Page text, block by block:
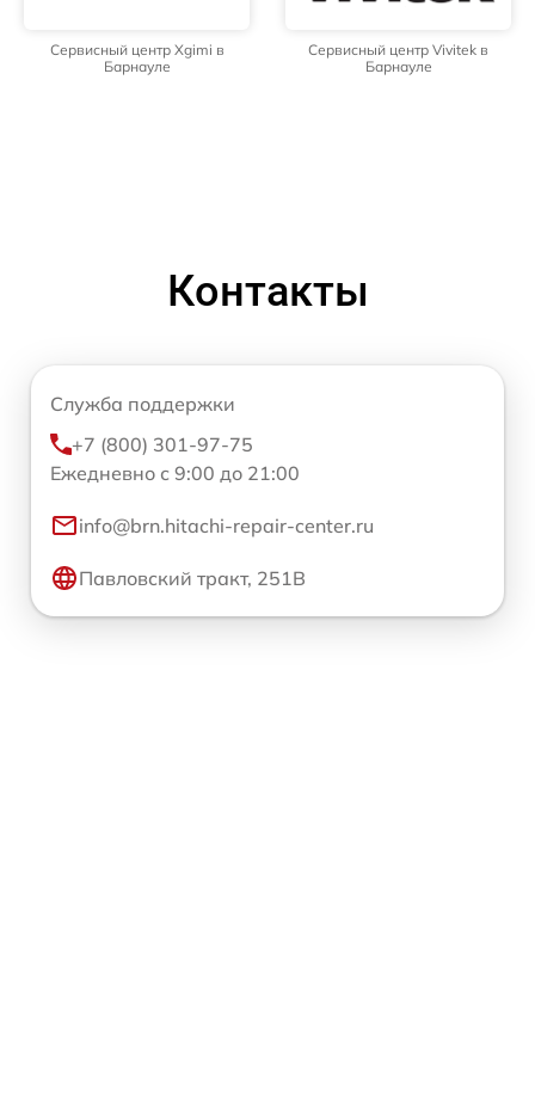
Сервисный центр Xgimi в
Барнауле
Сервисный центр Vivitek в
Барнауле
Контакты
Служба поддержки
+7 (800) 301-97-75
Ежедневно с 9:00 до 21:00
info@brn.hitachi-repair-center.ru
Павловский тракт, 251В